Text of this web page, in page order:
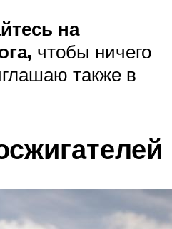
на
чтобы ничего
также в